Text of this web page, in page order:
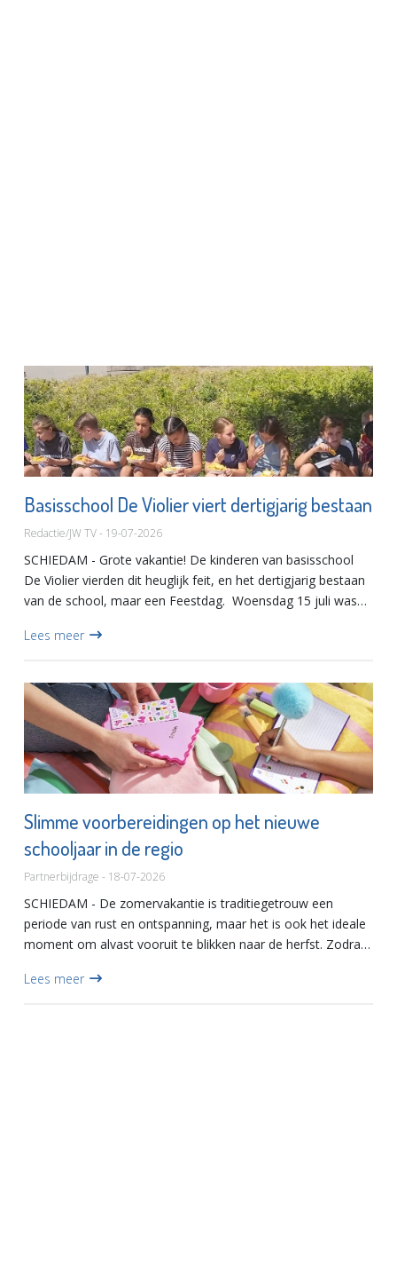
Basisschool De Violier viert dertigjarig bestaan
Redactie/JW TV - 19-07-2026
SCHIEDAM - Grote vakantie! De kinderen van basisschool
De Violier vierden dit heuglijk feit, en het dertigjarig bestaan
van de school, maar een Feestdag. Woensdag 15 juli was
Lees meer
Slimme voorbereidingen op het nieuwe
schooljaar in de regio
Partnerbijdrage - 18-07-2026
SCHIEDAM - De zomervakantie is traditiegetrouw een
periode van rust en ontspanning, maar het is ook het ideale
moment om alvast vooruit te blikken naar de herfst. Zodra
openen, ve...
Lees meer